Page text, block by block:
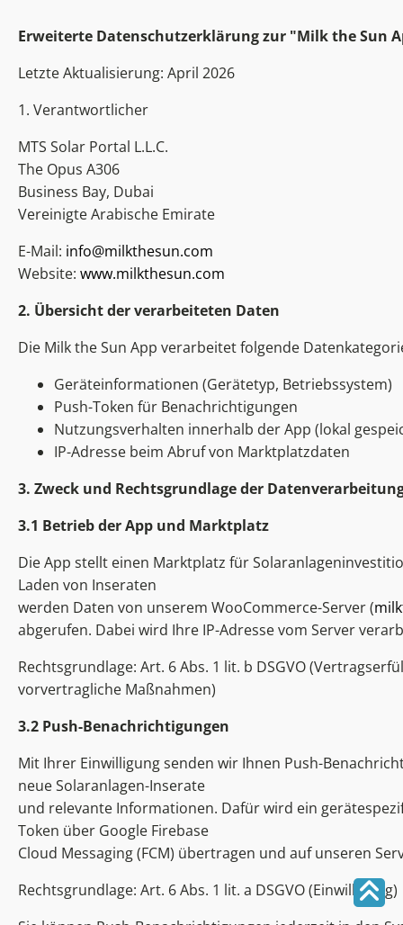
Erweiterte Datenschutzerklärung zur "Milk the Sun
Letzte Aktualisierung: April 2026
1. Verantwortlicher
MTS Solar Portal L.L.C.
The Opus A306
Business Bay, Dubai
Vereinigte Arabische Emirate
E-Mail: info@milkthesun.com
Website: www.milkthesun.com
2. Übersicht der verarbeiteten Daten
Die Milk the Sun App verarbeitet folgende
Geräteinformationen (Gerätetyp, Betriebssystem)
Push-Token für Benachrichtigungen
Nutzungsverhalten innerhalb der App (lokal
IP-Adresse beim Abruf von Marktplatzdaten
3. Zweck und Rechtsgrundlage der
3.1 Betrieb der App und Marktplatz
Die App stellt einen Marktplatz für
Laden von Inseraten
werden Daten von unserem WooCommerce-Server (
abgerufen. Dabei wird Ihre IP-Adresse vom Server
Rechtsgrundlage: Art. 6 Abs. 1 lit. b DSGVO
vorvertragliche Maßnahmen)
3.2 Push-Benachrichtigungen
Mit Ihrer Einwilligung senden wir Ihnen Push-
neue Solaranlagen-Inserate
und relevante Informationen. Dafür wird ein
Token über Google Firebase
Cloud Messaging (FCM) übertragen und auf unseren
Rechtsgrundlage: Art. 6 Abs. 1 lit. a DSGVO (Einwilligung)